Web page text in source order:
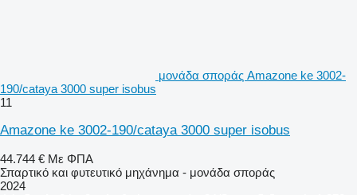
μονάδα σποράς Amazone ke 3002-
190/cataya 3000 super isobus
11
Amazone ke 3002-190/cataya 3000 super isobus
44.744 € Με ΦΠΑ
Σπαρτικό και φυτευτικό μηχάνημα - μονάδα σποράς
2024